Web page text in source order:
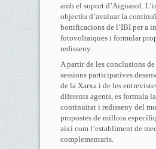
amb el suport d’Aiguasol.
objectiu d’avaluar la
bonificacions de l’IBI per a
fotovoltaiques i formular
redisseny.
A partir de les conclusions
sessions participatives
de la Xarxa i de les
diferents agents, es formula
continuïtat i redisseny del
propostes de millora
així com l’establiment de
complementaris.